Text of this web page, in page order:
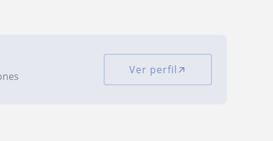
Ver perfil